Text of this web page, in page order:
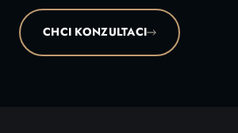
CHCI KONZULTACI